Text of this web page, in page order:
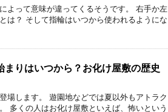
よって意味が違ってくるそうです。 右手か左
は？ そして指輪はいつから使われるようにな
りはいつから？お化け屋敷の歴史
場します。 遊園地などでは夏以外もアトラク
多くの人はお化け屋敷といえば、怖いという